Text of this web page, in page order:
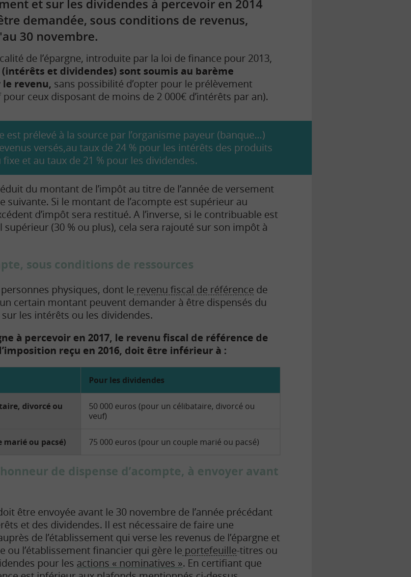
et sur les dividendes à percevoir en 2014
demandée, sous conditions de revenus,
30 novembre.
de l’épargne, introduite par la loi de finance pour 2013,
(intérêts et dividendes) sont soumis au barème
le revenu, sans possibilité d’opter pour le prélèvement
ceux disposant de moins de 2 000€ d’intérêts par an).
est prélevé à la source par l’organisme payeur (banque…)
versés,au taux de 24 % pour les intérêts des produits
et au taux de 21 % pour les dividendes.
du montant de l’impôt au titre de l’année de versement
suivante. Si le montant de l’acompte est supérieur au
d’impôt sera restitué. A l’inverse, si le contribuable est
(30 % ou plus), cela sera rajouté sur son impôt à
sous conditions de ressources
physiques, dont le revenu fiscal de référence de
certain montant peuvent demander à être dispensés du
les intérêts ou les dividendes.
à percevoir en 2017, le revenu fiscal de référence de
reçu en 2016, doit être inférieur à :
Pour les dividendes
divorcé ou
50 000 euros (pour un célibataire, divorcé ou
veuf)
marié ou pacsé) 75 000 euros (pour un couple marié ou pacsé)
de dispense d’acompte, à envoyer avant
être envoyée avant le 30 novembre de l’année précédant
et des dividendes. Il est nécessaire de faire une
de l’établissement qui verse les revenus de l’épargne et
ou l’établissement financier qui gère le portefeuille-titres ou
pour les actions « nominatives ». En certifiant que